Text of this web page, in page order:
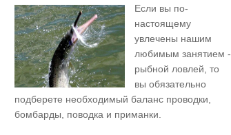
Если вы по-
настоящему
увлечены нашим
любимым занятием -
рыбной ловлей, то
вы обязательно
подберете необходимый баланс проводки,
бомбарды, поводка и приманки.